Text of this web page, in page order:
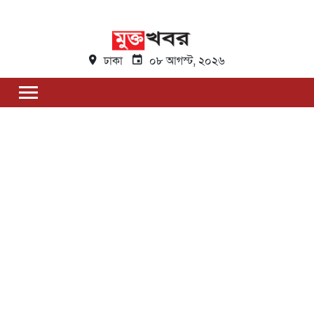
ঢাকা ০৮ আগস্ট, ২০২৬